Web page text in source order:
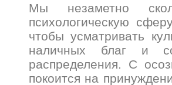
Мы незаметно
психологическую
чтобы усматривать
наличных благ и
распределения. С
покоится на